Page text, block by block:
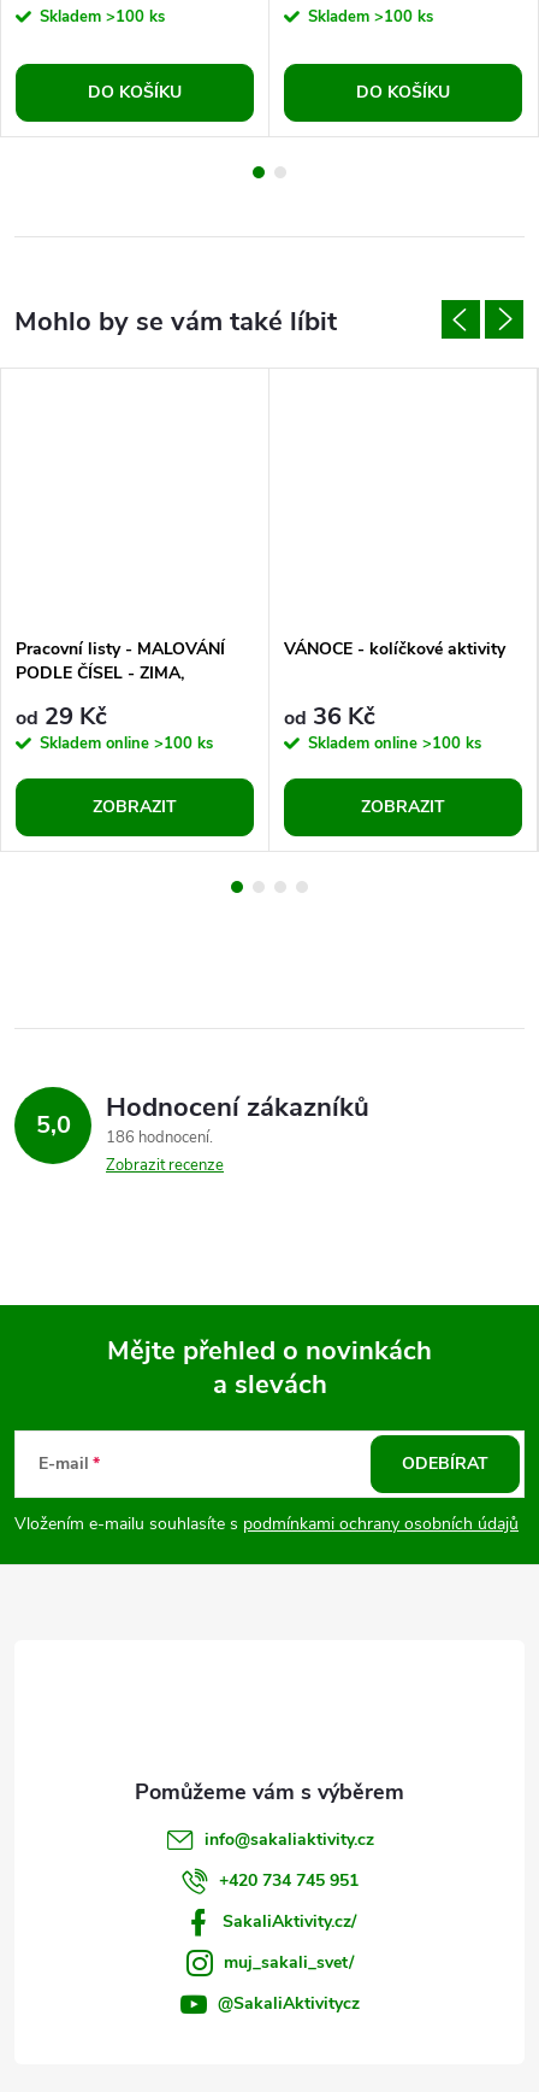
Skladem >100 ks
DO KOŠÍKU
Skladem >100 ks
DO KOŠÍKU
Pracovní listy - MALOVÁNÍ
PODLE ČÍSEL - ZIMA,
od 29 Kč
Skladem online >100 ks
ZOBRAZIT
VÁNOCE - kolíčkové aktivity
od 36 Kč
Skladem online >100 ks
ZOBRAZIT
5,0 Hodnocení zákazníků
186 hodnocení
Zobrazit recenze
p
Mějte přehled o novinkách
a slevách
E-mail
Vložením e-mailu souhlasíte s podmínkami ochrany osobních údajů
ODEBÍRAT
info@sakaliaktivity.cz
+420 734 745 951
SakaliAktivity.cz/
muj_sakali_svet/
@SakaliAktivitycz